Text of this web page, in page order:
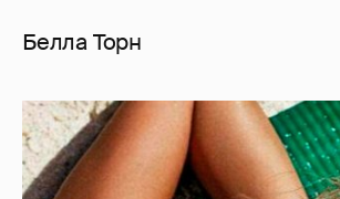
Белла Торн